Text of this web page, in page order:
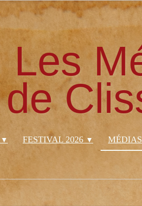
Les
de
▼ FESTIVAL 2026 ▼ MÉDIAS